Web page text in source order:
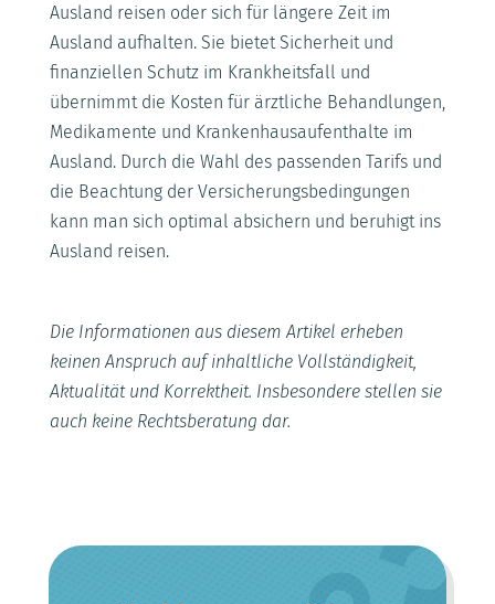
Ausland reisen oder sich für längere Zeit im
Ausland aufhalten. Sie bietet Sicherheit und
finanziellen Schutz im Krankheitsfall und
übernimmt die Kosten für ärztliche Behandlungen,
Medikamente und Krankenhausaufenthalte im
Ausland. Durch die Wahl des passenden Tarifs und
die Beachtung der Versicherungsbedingungen
kann man sich optimal absichern und beruhigt ins
Ausland reisen.
Die Informationen aus diesem Artikel erheben
keinen Anspruch auf inhaltliche Vollständigkeit,
Aktualität und Korrektheit. Insbesondere stellen sie
auch keine Rechtsberatung dar.